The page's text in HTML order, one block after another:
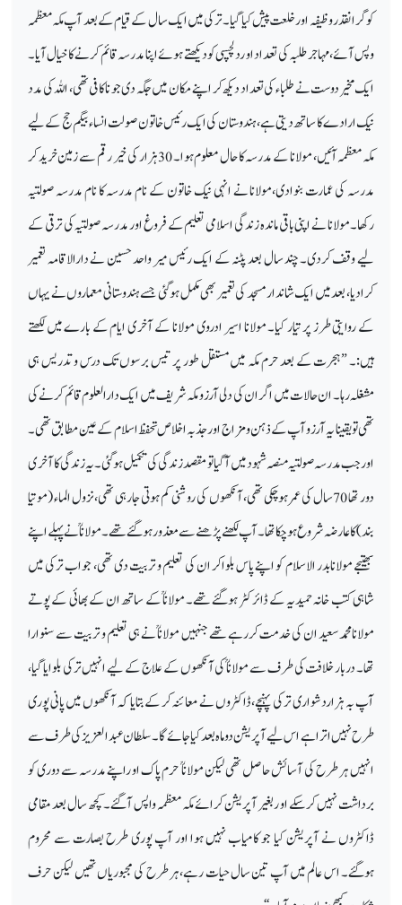
کو گرانقدر وظیفہ اور خلعت پیش کیا گیا۔ترکی میں ایک سال کے قیام کے بعد آپ مکہ معظمہ
وپس آئے،مہاجر طلبہ کی تعداد او ردلچسپی کو دیکھتے ہوئے اپنا مدرسہ قائم کرنے کا خیال آیا۔
ایک مخیر دوست نے طلبا ء کی تعداد دیکھ کر اپنے مکان میں جگہ دی جو ناکافی تھی، اللہ کی مدد
نیک ارادے کا ساتھ دیتی ہے، ہندوستان کی ایک رئیس خاتون صولت انساء بیگم حج کے لیے
مکہ معظمہ آئیں، مولانا کے مدرسہ کا حال معلوم ہوا۔ 30ہزار کی خیر رقم سے زمین خرید کر
مدرسہ کی عمارت بنوادی،مولانا نے انہی نیک خاتون کے نام مدرسہ کا نام مدرسہ صولتیہ
رکھا۔مولانا نے اپنی باقی ماندہ زندگی اسلامی تعلیم کے فروغ اور مدرسہ صولتیہ کی ترقی کے
لیے وقف کردی۔ چند سال بعد پٹنہ کے ایک رئیس میر واحد حسین نے دارالاقامہ تعمیر
کرادیا، بعد میں ایک شاندار مسجد کی تعمیر بھی مکمل ہوگئی جسے ہندوستانی معماروں نے یہاں
کے روایتی طرز پر تیار کیا۔ مولانا اسیر ادروی مولانا کے آخری ایام کے بارے میں لکھتے
ہیں:۔ ”ہجرت کے بعد حرم مکہ میں مستقل طور پر تیس برسوں تک درس و تدریس ہی
مشغلہ رہا۔ ان حالات میں اگر ان کی دلی آرزو مکہ شریف میں ایک دارالعلوم قائم کرنے کی
تھی تو یقینا یہ آرزو آپ کے ذہن و مزاج اور جذبہ اخلاص تحفظ اسلام کے عین مطابق تھی۔
اور جب مدرسہ صولتیہ منصہ شہود میں آگیا تو مقصد زندگی کی تکمیل ہوگئی۔ یہ زندگی کا آخری
دور تھا 70سال کی عمر ہوچکی تھی،آنکھوں کی روشنی کم ہوتی جارہی تھی،نزول الماء (موتیا
بند) کا عارضہ شروع ہوچکا تھا۔ آپ لکھنے پڑھنے سے معذور ہوگئے تھے۔مولاناؒ نے پہلے اپنے
بھتیجے مولانابدر الاسلام کو اپنے پاس بلواکر ان کی تعلیم و تربیت دی تھی، جواب ترکی میں
شاہی کتب خانہ حمیدیہ کے ڈائرکٹر ہوگئے تھے۔ مولاناؒ کے ساتھ ان کے بھائی کے پوتے
مولانامحمد سعید ان کی خدمت کررہے تھے جنہیں مولاناؒ نے ہی تعلیم و تربیت سے سنوارا
تھا۔ دربار خلافت کی طرف سے مولاناؒ کی آنکھوں کے علاج کے لیے انہیں ترکی بلوایا گیا،
آپ بہ ہزاردشواری ترکی پہنچے،ڈاکٹروں نے معائنہ کر کے بتایا کہ آنکھوں میں پانی پوری
طرح نہیں اتر ا ہے اس لیے آپریشن دو ماہ بعد کیا جائے گا۔ سلطان عبدالعزیز کی طرف سے
انہیں ہر طرح کی آسائش حاصل تھی لیکن مولاناؒ حرم پاک او راپنے مدرسہ سے دوری کو
برداشت نہیں کرسکے او ربغیر آپریشن کرائے مکہ معظمہ واپس آگئے۔ کچھ سال بعد مقامی
ڈاکٹروں نے آپریشن کیا جو کامیاب نہیں ہوا اور آپ پوری طرح بصارت سے محروم
ہوگئے۔ اس عالم میں آپ تین سال حیات رہے،ہر طرح کی مجبوریاں تھیں لیکن حرف